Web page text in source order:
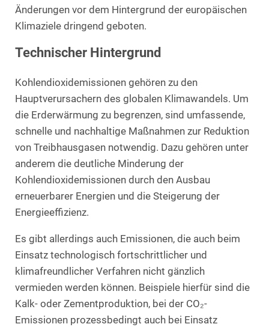
Änderungen vor dem Hintergrund der europäischen
Klimaziele dringend geboten.
Technischer Hintergrund
Kohlendioxidemissionen gehören zu den
Hauptverursachern des globalen Klimawandels. Um
die Erderwärmung zu begrenzen, sind umfassende,
schnelle und nachhaltige Maßnahmen zur Reduktion
von Treibhausgasen notwendig. Dazu gehören unter
anderem die deutliche Minderung der
Kohlendioxidemissionen durch den Ausbau
erneuerbarer Energien und die Steigerung der
Energieeffizienz.
Es gibt allerdings auch Emissionen, die auch beim
Einsatz technologisch fortschrittlicher und
klimafreundlicher Verfahren nicht gänzlich
vermieden werden können. Beispiele hierfür sind die
Kalk- oder Zementproduktion, bei der CO₂-
Emissionen prozessbedingt auch bei Einsatz